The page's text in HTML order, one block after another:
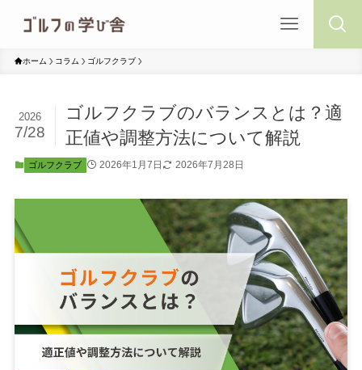
ホーム コラム ゴルフクラブ
ゴルフクラブのバランスとは？適
正値や調整方法について解説
2026
7/28
ゴルフクラブ 2026年1月7日 2026年7月28日